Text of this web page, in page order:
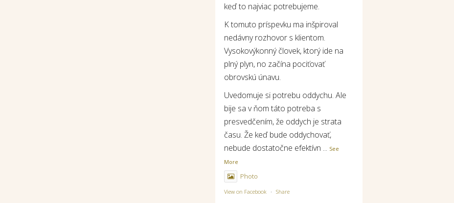
keď to najviac potrebujeme.
K tomuto príspevku ma inšpiroval
nedávny rozhovor s klientom.
Vysokovýkonný človek, ktorý ide na
plný plyn, no začína pociťovať
obrovskú únavu.
Uvedomuje si potrebu oddychu. Ale
bije sa v ňom táto potreba s
presvedčením, že oddych je strata
času. Že keď bude oddychovať,
nebude dostatočne efektívn ... See
More
Photo
View on Facebook · Share